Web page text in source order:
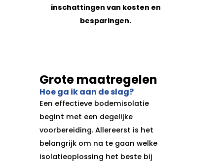
inschattingen van kosten en
besparingen.
Grote maatregelen
Hoe ga ik aan de slag?
Een effectieve bodemisolatie
begint met een degelijke
voorbereiding. Allereerst is het
belangrijk om na te gaan welke
isolatieoplossing het beste bij